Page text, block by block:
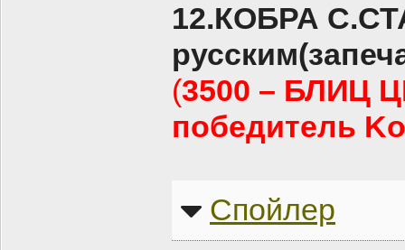
12.КОБРА
(3500 – БЛИЦ
победитель
Спойлер